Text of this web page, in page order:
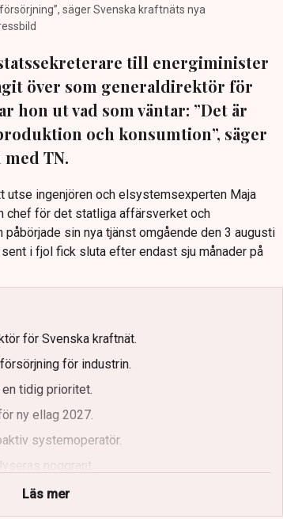
säger Svenska kraftnäts nya
till energiminister
över som generaldirektör för
hon ut vad som väntar: ”Det är
och konsumtion”, säger
TN.
utse ingenjören och elsystemsexperten Maja
chef för det statliga affärsverket och
sin nya tjänst omgående den 3 augusti
i fjol fick sluta efter endast sju månader på
för Svenska kraftnät.
för industrin.
tidig prioritet.
ny ellag 2027.
systemoperatör.
noggrant.
Läs mer